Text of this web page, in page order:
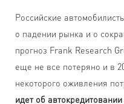
Российские
о падении рынка и о
прогноз Frank Research
еще не все потеряно и в
некоторого оживления
идет об